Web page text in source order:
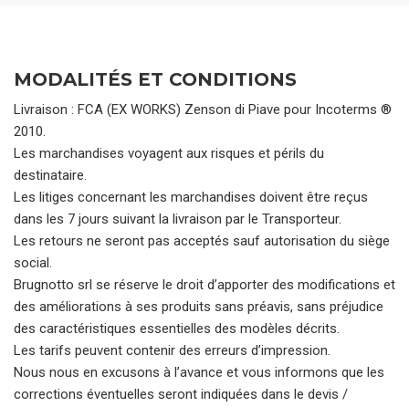
MODALITÉS ET CONDITIONS
Livraison : FCA (EX WORKS) Zenson di Piave pour Incoterms ®
2010.
Les marchandises voyagent aux risques et périls du
destinataire.
Les litiges concernant les marchandises doivent être reçus
dans les 7 jours suivant la livraison par le Transporteur.
Les retours ne seront pas acceptés sauf autorisation du siège
social.
Brugnotto srl se réserve le droit d’apporter des modifications et
des améliorations à ses produits sans préavis, sans préjudice
des caractéristiques essentielles des modèles décrits.
Les tarifs peuvent contenir des erreurs d’impression.
Nous nous en excusons à l’avance et vous informons que les
corrections éventuelles seront indiquées dans le devis /